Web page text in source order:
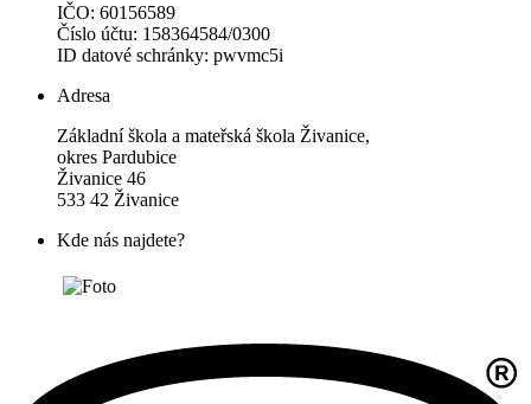
IČO: 60156589
Číslo účtu: 158364584/0300
ID datové schránky: pwvmc5i
Adresa
Základní škola a mateřská škola Živanice,
okres Pardubice
Živanice 46
533 42 Živanice
Kde nás najdete?